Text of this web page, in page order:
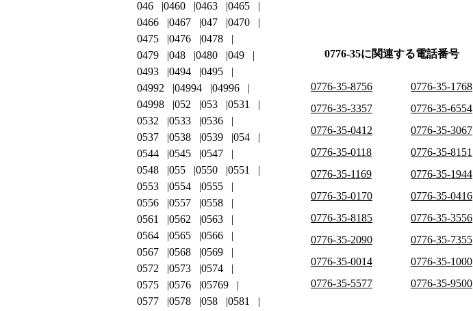
0776-35に関連する電話番号
0776-35-8756 0776-35-1768
0776-35-3357
0776-35-6554
0776-35-0412
0776-35-3067
0776-35-0118
0776-35-8151
0776-35-1169
0776-35-1944
0776-35-0170
0776-35-0416
0776-35-8185
0776-35-3556
0776-35-2090
0776-35-7355
0776-35-0014
0776-35-1000
0776-35-5577
0776-35-9500
046
0460 0463
0465
0466
0467 047
0470
0475
0476
0478
0479
048 0480
049
0493
0494
0495
04992
04994
04996
04998
052 053
0531
0532
0533
0536
0537
0538 0539
054
0544
0545
0547
0548
055 0550
0551
0553
0554
0555
0556
0557
0558
0561
0562
0563
0564
0565
0566
0567
0568
0569
0572
0573
0574
0575
0576
05769
0577
0578 058
0581